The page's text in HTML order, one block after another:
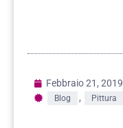
Febbraio 21, 2019
Blog , Pittura